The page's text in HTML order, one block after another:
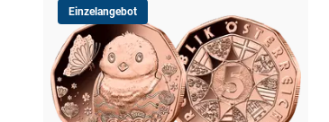
Einzelangebot